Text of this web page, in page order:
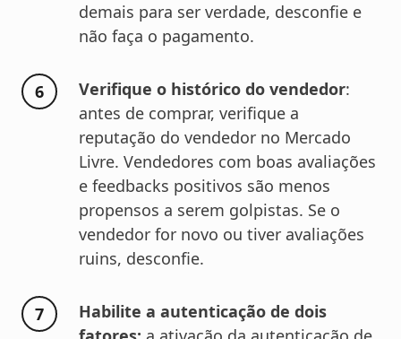
demais para ser verdade, desconfie e
não faça o pagamento.
Verifique o histórico do vendedor:
antes de comprar, verifique a
reputação do vendedor no Mercado
Livre. Vendedores com boas avaliações
e feedbacks positivos são menos
propensos a serem golpistas. Se o
vendedor for novo ou tiver avaliações
ruins, desconfie.
Habilite a autenticação de dois